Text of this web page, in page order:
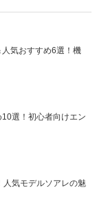
気おすすめ6選！機
選！初心者向けエン
人気モデルソアレの魅